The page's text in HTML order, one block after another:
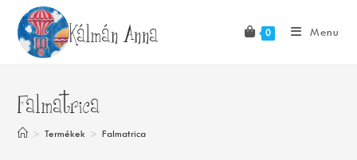
content
Kálmán Anna 0 Menu
Falmatrica
> Termékek > Falmatrica